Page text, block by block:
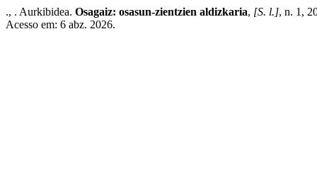
., . Aurkibidea. Osagaiz: osasun-zientzien aldizkaria, [S. l.], n. 1,
Acesso em: 6 abz. 2026.